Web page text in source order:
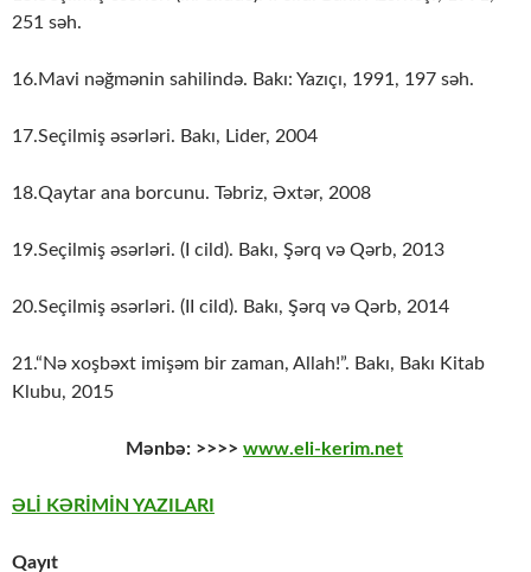
251 səh.
16.Mavi nəğmənin sahilində. Bakı: Yazıçı, 1991, 197 səh.
17.Seçilmiş əsərləri. Bakı, Lider, 2004
18.Qaytar ana borcunu. Təbriz, Əxtər, 2008
19.Seçilmiş əsərləri. (I cild). Bakı, Şərq və Qərb, 2013
20.Seçilmiş əsərləri. (II cild). Bakı, Şərq və Qərb, 2014
21.“Nə xoşbəxt imişəm bir zaman, Allah!”. Bakı, Bakı Kitab
Klubu, 2015
Mənbə: >>>> www.eli-kerim.net
ƏLİ KƏRİMİN YAZILARI
Qayıt